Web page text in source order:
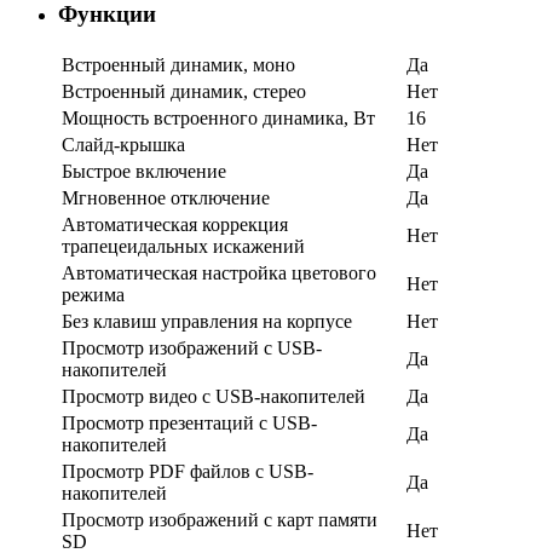
Функции
Встроенный динамик, моно
Да
Встроенный динамик, стерео
Нет
Мощность встроенного динамика, Вт
16
Слайд-крышка
Нет
Быстрое включение
Да
Мгновенное отключение
Да
Автоматическая коррекция
трапецеидальных искажений
Нет
Автоматическая настройка цветового
режима
Нет
Без клавиш управления на корпусе
Нет
Просмотр изображений с USB-
накопителей
Да
Просмотр видео с USB-накопителей
Да
Просмотр презентаций с USB-
накопителей
Да
Просмотр PDF файлов с USB-
накопителей
Да
Просмотр изображений с карт памяти
SD
Нет